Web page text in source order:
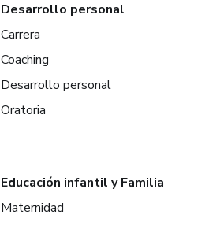
Desarrollo personal
Carrera
Coaching
Desarrollo personal
Oratoria
Educación infantil y Familia
Maternidad